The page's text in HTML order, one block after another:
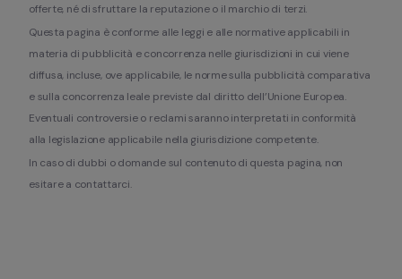
offerte, né di sfruttare la reputazione o il marchio di terzi.
Questa pagina è conforme alle leggi e alle normative applicabili in
materia di pubblicità e concorrenza nelle giurisdizioni in cui viene
diffusa, incluse, ove applicabile, le norme sulla pubblicità comparativa
e sulla concorrenza leale previste dal diritto dell’Unione Europea.
Eventuali controversie o reclami saranno interpretati in conformità
alla legislazione applicabile nella giurisdizione competente.
In caso di dubbi o domande sul contenuto di questa pagina, non
esitare a contattarci.